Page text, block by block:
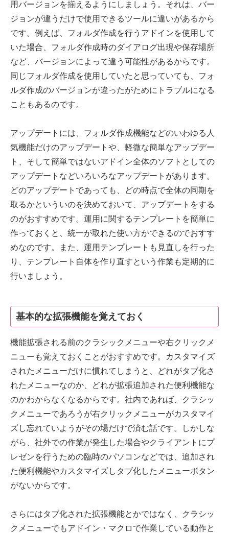
用バージョンを揃えるようにしましょう。それは、バー
ジョンが違うだけで使用できるツールに違いがあるから
です。例えば、フォルダ作成を行うアドインを使用して
いた場合、フォルダ作成時のダイアログ出現や保存場所
など、バージョンによって違う可能性があるからです。
同じフォルダ作成を使用していたと思っていても、フォ
ルダ作成のバージョンが違ったがためにトラブルになる
こともあるのです。
アップデートには、フォルダ作成機能などのいわゆる人
気機能だけのアップデートや、軽微な簡単なアップデー
ト、そして簡単ではないアドイン全体のソフトとしての
アップデートなどいろいろなアップデートがあります。
どのアップデートであっても、どの時点で全体の同期を
取るかといういのを決めておいて、アップデートをする
のがおすすめです。運用に関するテンプレートを簡単に
作っておくと、統一が取れた使い方ができるのでおすす
めなのです。また、運用テンプレートも見直しを行った
り、テンプレート自体を作り直すという作業も定期的に
行いましょう。
基本的な拡張機能を覚えておく
機能拡張される前のクラシックメニューや右クリックメ
ニューも覚えておくことがおすすめです。カスタマイズ
されたメニューだけに慣れてしまうと、どれがタブ化さ
れたメニューなのか、どれが拡張追加された便利機能な
のかわからなくなるからです。社内であれば、クラシッ
クメニューであろうが右クリックメニューがカスタマイ
ズし忘れていようがその場だけで済む話です。しかしな
がら、社外での作業が発生した場合やクライアントにプ
レゼンを行うための臨時のパソコンなどでは、追加され
た便利機能やカスタマイズしタブ化したメニューボタン
がないからです。
さらにはタブ化された拡張機能とかではなく、クラシッ
クメニューでもアドイン・マクロで作業している動作と